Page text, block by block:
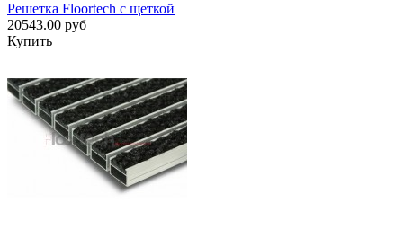
Решетка Floortech с щеткой
20543.00 руб
Купить